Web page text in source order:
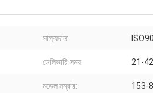
সাক্ষ্যদান:
ডেলিভারি সময়: 21-42
মডেল নম্বার: 153-